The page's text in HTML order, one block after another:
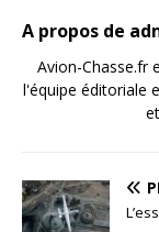
A propos de
Avion-Chasse.fr
l'équipe éditoriale